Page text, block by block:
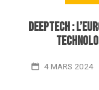
Deeptech :
4 MARS 2024